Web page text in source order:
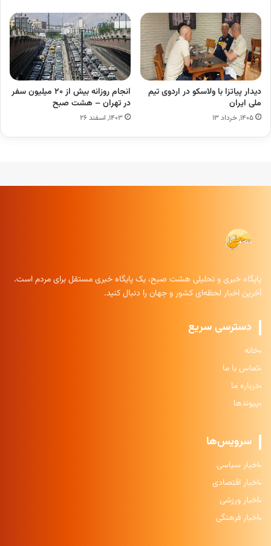
دیدار پیاتزا با ولاسکو در اردوی تیم
ملی ایران
۱۴۰۵, خرداد ۱۳
انجام روزانه بیش از ۲۰ میلیون سفر
در تهران – هشت صبح
۱۴۰۳, اسفند ۲۶
پایگاه خبری و تحلیلی هشت صبح، یک پایگاه خبری مستقل برای مردم است.
آخرین اخبار لحظه‌ای کشور و جهان را دنبال کنید.
دسترسی سریع
خانه
تماس با ما
درباره ما
پیوندها
سرویس‌ها
اخبار سیاسی
اخبار اقتصادی
اخبار ورزشی
اخبار فرهنگی